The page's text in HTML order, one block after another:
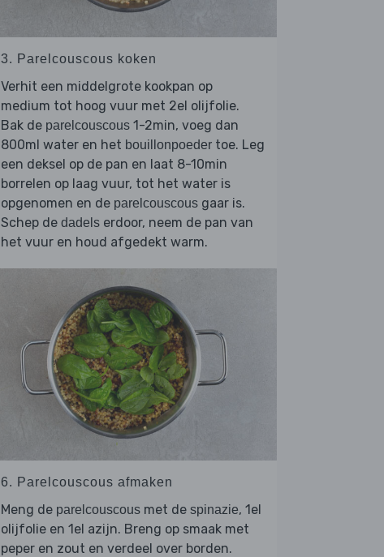
3. Parelcouscous koken
Verhit een middelgrote kookpan op
medium tot hoog vuur met 2el olijfolie.
Bak de parelcouscous 1-2min, voeg dan
800ml water en het bouillonpoeder toe. Leg
een deksel op de pan en laat 8-10min
borrelen op laag vuur, tot het water is
opgenomen en de parelcouscous gaar is.
Schep de dadels erdoor, neem de pan van
het vuur en houd afgedekt warm.
6. Parelcouscous afmaken
Meng de parelcouscous met de spinazie, 1el
olijfolie en 1el azijn. Breng op smaak met
peper en zout en verdeel over borden.